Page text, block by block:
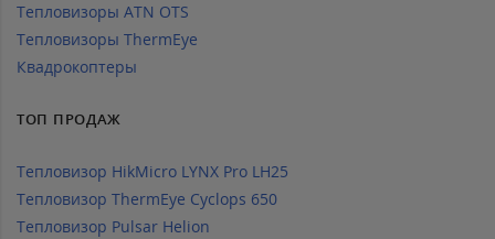
Тепловизоры ATN OTS
Тепловизоры ThermEye
Квадрокоптеры
ТОП ПРОДАЖ
Тепловизор HikMicro LYNX Pro LH25
Тепловизор ThermEye Cyclops 650
Тепловизор Pulsar Helion